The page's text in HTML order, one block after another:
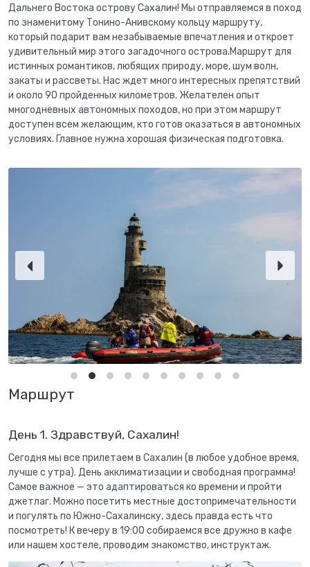
Дальнего Востока острову Сахалин! Мы отправляемся в поход
по знаменитому Тонино-Анивскому кольцу маршруту,
который подарит вам незабываемые впечатления и откроет
удивительный мир этого загадочного острова.Маршрут для
истинных романтиков, любящих природу, море, шум волн,
закаты и рассветы. Нас ждет много интересных препятствий
и около 90 пройденных километров. Желателен опыт
многодневных автономных походов, но при этом маршрут
доступен всем желающим, кто готов оказаться в автономных
условиях. Главное нужна хорошая физическая подготовка.
Маршрут
День 1. Здравствуй, Сахалин!
Сегодня мы все прилетаем в Сахалин (в любое удобное время,
лучше с утра). День акклиматизации и свободная программа!
Самое важное — это адаптироваться ко времени и пройти
джетлаг. Можно посетить местные достопримечательности
и погулять по Южно-Сахалинску, здесь правда есть что
посмотреть! К вечеру в 19:00 собираемся все дружно в кафе
или нашем хостеле, проводим знакомство, инструктаж.